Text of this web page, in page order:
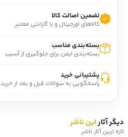
تضمین اصالت کالا
کالاهای اورجینال و با گارانتی معتبر
بسته‌بندی مناسب
بسته‌بندی ایمن برای جلوگیری از آسیب
پشتیبانی خرید
پاسخگویی به سوالات قبل و بعد از خرید
دیگر آثاراین ناشر
تازه ترین آثار ناشر